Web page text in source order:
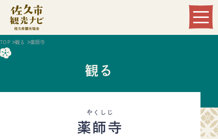
Language
TOP 観る 薬師寺
観る
やくしじ
薬師寺